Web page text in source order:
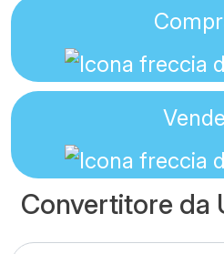
Convertitore da